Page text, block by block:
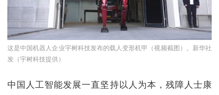
这是中国机器人企业宇树科技发布的载人变形机甲（视频截图）。新华社
发（宇树科技提供）
中国人工智能发展一直坚持以人为本，残障人士康